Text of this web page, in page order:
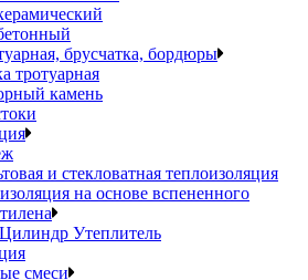
брусчатка, бордюры
тротуарная
камень
и стекловатная теплоизоляция
на основе вспененного
Цилиндр Утеплитель
смеси